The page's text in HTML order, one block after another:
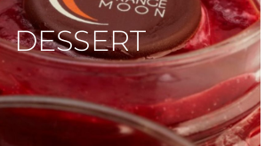
DESSERT